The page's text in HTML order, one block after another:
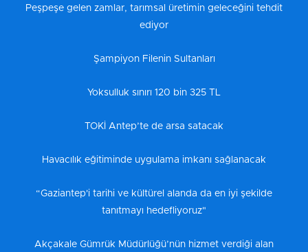
Peşpeşe gelen zamlar, tarımsal üretimin geleceğini tehdit
ediyor
Şampiyon Filenin Sultanları
Yoksulluk sınırı 120 bin 325 TL
TOKİ Antep’te de arsa satacak
Havacılık eğitiminde uygulama imkanı sağlanacak
“Gaziantep'i tarihi ve kültürel alanda da en iyi şekilde
tanıtmayı hedefliyoruz"
Akçakale Gümrük Müdürlüğü’nün hizmet verdiği alan